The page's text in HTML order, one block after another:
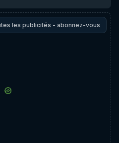
les publicités - abonnez-vous